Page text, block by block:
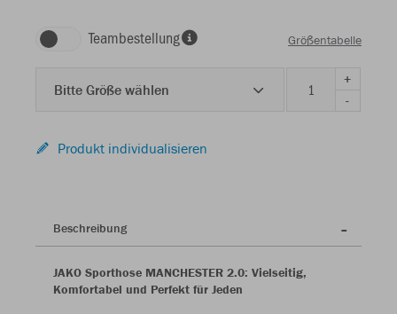
Teambestellung Größentabelle
Bitte Größe wählen
+
-
Produkt individualisieren
Beschreibung
JAKO Sporthose MANCHESTER 2.0: Vielseitig,
Komfortabel und Perfekt für Jeden